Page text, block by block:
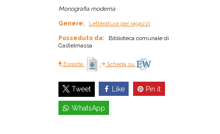
Monografia moderna
Genere: Letteratura per ragazzi
Posseduto da:
Biblioteca comunale di
Castelmassa
Esporta Scheda su
Tweet Like Pin it
WhatsApp